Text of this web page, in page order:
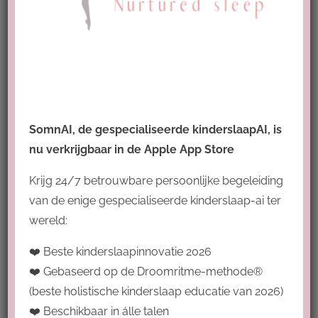
Deze masterclass vindt plaats op:
* Er is een minimum en maximum
aantal deelnemers. Indien er op 1
april te weinig of te veel
deelnemers zijn, krijg je bericht
om op 6 april deel te nemen.
maximum wordt bereikt, plannen
we nieuwe data in. Dit omdat we
graag tijd willen nemen voor alle
vragen van iedereen.
SomnAI, de gespecialiseerde kinderslaapAI, is
nu verkrijgbaar in de Apple App Store
Krijg 24/7 betrouwbare persoonlijke begeleiding
van de enige gespecialiseerde kinderslaap-ai ter
wereld:
❤️ Beste kinderslaapinnovatie 2026
❤️ Gebaseerd op de Droomritme-methode®
(beste holistische kinderslaap educatie van 2026)
❤️ Beschikbaar in álle talen